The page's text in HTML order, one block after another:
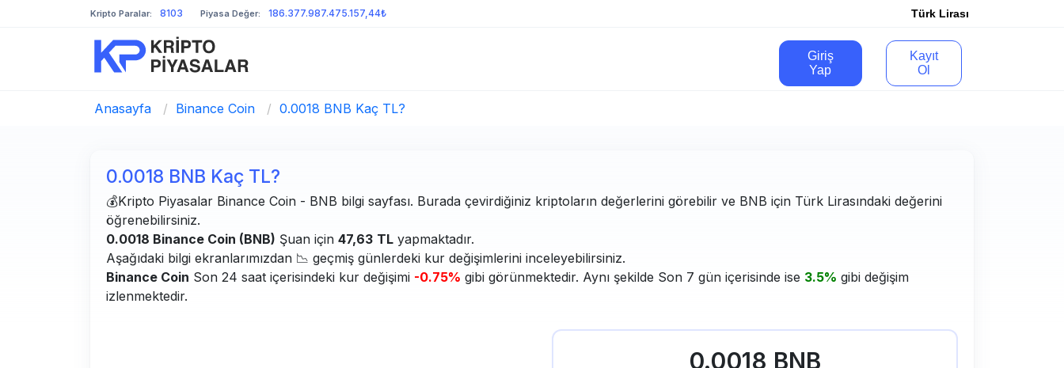
Kripto Paralar: 8103 Piyasa Değer: 186.377.987.475.157,44₺ Türk Lirası
Giriş
Yap
Kayıt
Ol
Anasayfa / Binance Coin / 0.0018 BNB Kaç TL?
0.0018 BNB Kaç TL?
💰Kripto Piyasalar Binance Coin - BNB bilgi sayfası. Burada çevirdiğiniz kriptoların değerlerini görebilir ve BNB için Türk Lirasındaki değerini
öğrenebilirsiniz.
0.0018 Binance Coin (BNB) Şuan için 47,63 TL yapmaktadır.
Aşağıdaki bilgi ekranlarımızdan 📉 geçmiş günlerdeki kur değişimlerini inceleyebilirsiniz.
Binance Coin Son 24 saat içerisindeki kur değişimi -0.75% gibi görünmektedir. Aynı şekilde Son 7 gün içerisinde ise 3.5% gibi değişim
izlenmektedir.
0.0018 BNB